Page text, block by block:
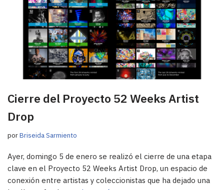
Cierre del Proyecto 52 Weeks Artist
Drop
porBriseida Sarmiento
Ayer, domingo 5 de enero se realizó el cierre de una etapa
clave en el Proyecto 52 Weeks Artist Drop, un espacio de
conexión entre artistas y coleccionistas que ha dejado una